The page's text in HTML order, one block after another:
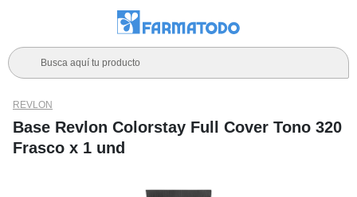
Busca aquí tu producto
REVLON
Base Revlon Colorstay Full Cover Tono 320
Frasco x 1 und